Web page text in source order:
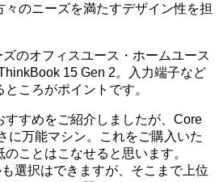
々のニーズを満たすデザイン性を担
のオフィスユース・ホームユース
15 Gen 2。入力端子など
ころがポイントです。
すすめをご紹介しましたが、Core
に万能マシン。これをご購入いた
ことはこなせると思います。
選択はできますが、そこまで上位